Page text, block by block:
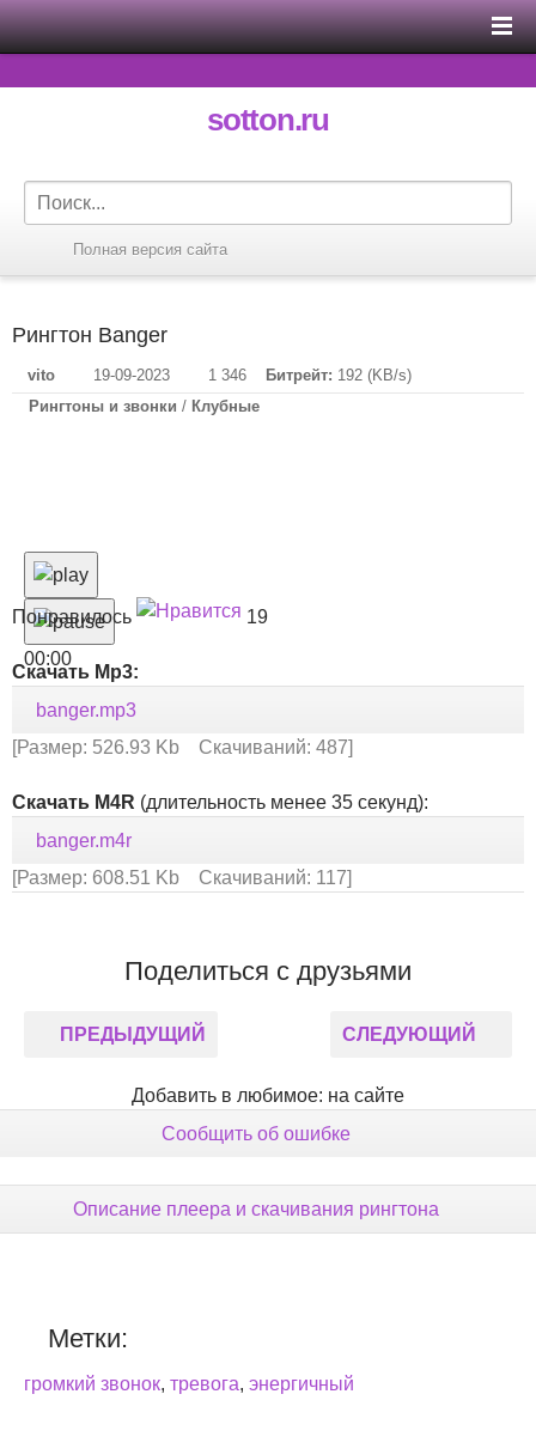
sotton.ru
Полная версия сайта
Рингтон Banger
vito 19-09-2023 1 346 Битрейт: 192 (KB/s)
Рингтоны и звонки / Клубные
00:00
Понравилось 19
Скачать Mp3:
banger.mp3
[Размер: 526.93 Kb Скачиваний: 487]
Скачать M4R (длительность менее 35 секунд):
banger.m4r
[Размер: 608.51 Kb Скачиваний: 117]
Поделиться с друзьями
ПРЕДЫДУЩИЙ СЛЕДУЮЩИЙ
Добавить в любимое: на сайте
Сообщить об ошибке
Описание плеера и скачивания рингтона
Метки:
громкий звонок, тревога, энергичный